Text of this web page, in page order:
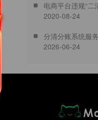
电商平台违规“二
2020-08-24
分清分账系统服
2026-06-24